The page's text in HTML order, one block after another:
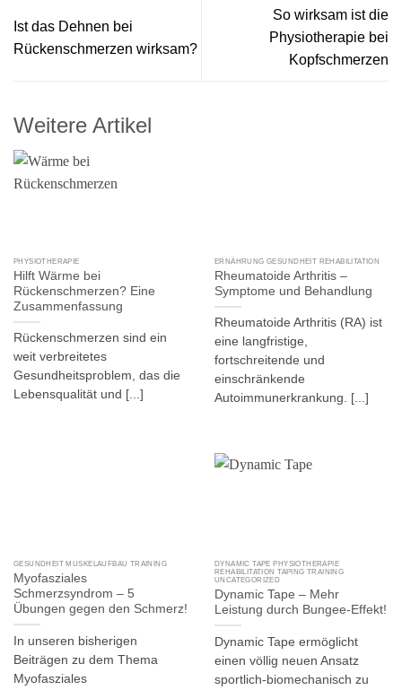
Ist das Dehnen bei
Rückenschmerzen wirksam?
So wirksam ist die
Physiotherapie bei
Kopfschmerzen
Weitere Artikel
PHYSIOTHERAPIE
Hilft Wärme bei
Rückenschmerzen? Eine
Zusammenfassung
Rückenschmerzen sind ein
weit verbreitetes
Gesundheitsproblem, das die
Lebensqualität und [...]
ERNÄHRUNG GESUNDHEIT REHABILITATION
Rheumatoide Arthritis –
Symptome und Behandlung
Rheumatoide Arthritis (RA) ist
eine langfristige,
fortschreitende und
einschränkende
Autoimmunerkrankung. [...]
GESUNDHEIT MUSKELAUFBAU TRAINING
Myofasziales
Schmerzsyndrom – 5
Übungen gegen den Schmerz!
In unseren bisherigen
Beiträgen zu dem Thema
Myofasziales
DYNAMIC TAPE PHYSIOTHERAPIE
REHABILITATION TAPING TRAINING
UNCATEGORIZED
Dynamic Tape – Mehr
Leistung durch Bungee-Effekt!
Dynamic Tape ermöglicht
einen völlig neuen Ansatz
sportlich-biomechanisch zu